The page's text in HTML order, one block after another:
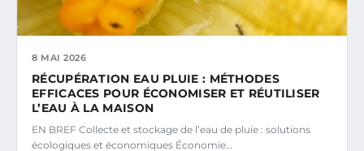
8 MAI 2026
RÉCUPÉRATION EAU PLUIE : MÉTHODES
EFFICACES POUR ÉCONOMISER ET RÉUTILISER
L’EAU À LA MAISON
EN BREF Collecte et stockage de l’eau de pluie : solutions
écologiques et économiques Économie…